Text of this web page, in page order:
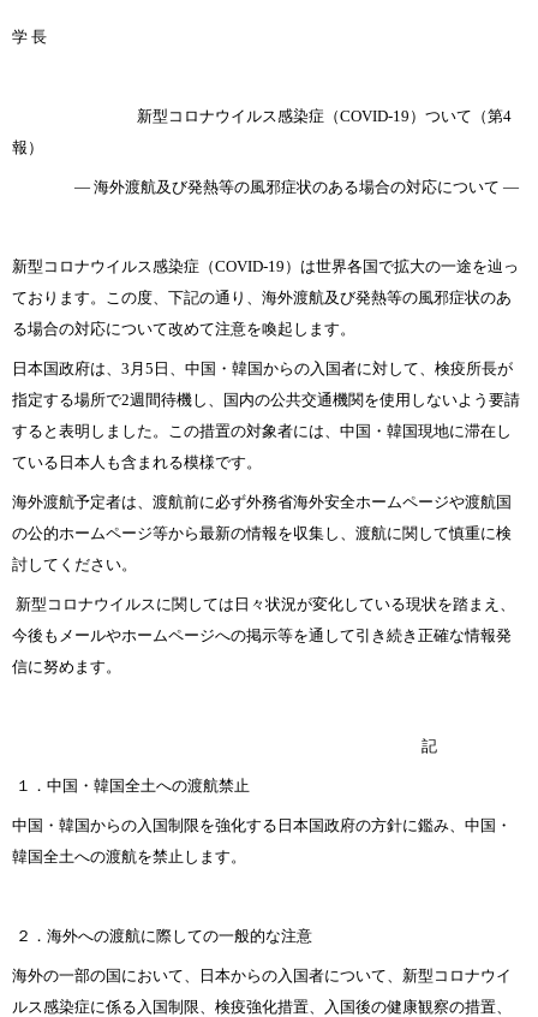
学 長
新型コロナウイルス感染症（COVID-19 ）ついて（第4
報）
― 海外渡航及び発熱等の風邪症状のある場合の対応について ―
新型コロナウイルス感染症（COVID-19 ）は世界各国で拡大の一途を辿っ
ております。この度、下記の通り、海外渡航及び発熱等の風邪症状のあ
る場合の対応について改めて注意を喚起します。
日本国政府は、 3 月 5 日、中国・韓国からの入国者に対して、検疫所長が
指定する場所で2週間待機し、国内の公共交通機関を使用しないよう要請
すると表明しました。この措置の対象者には、中国・韓国現地に滞在し
ている日本人も含まれる模様です。
海外渡航予定者は、渡航前に必ず外務省海外安全ホームページや渡航国
の公的ホームページ等から最新の情報を収集し、渡航に関して慎重に検
討してください。
新型コロナウイルスに関しては日々状況が変化している現状を踏まえ、
今後もメールやホームページへの掲示等を通して引き続き正確な情報発
信に努めます。
記
１．中国・韓国全土への渡航禁止
中国・韓国からの入国制限を強化する日本国政府の方針に鑑み、中国・
韓国全土への渡航を禁止します。
２．海外への渡航に際しての一般的な注意
海外の一部の国において、日本からの入国者について、新型コロナウイ
ルス感染症に係る入国制限、検疫強化措置、入国後の健康観察の措置、